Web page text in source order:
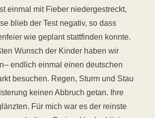
einmal mit Fieber niedergestreckt,
blieb der Test negativ, so dass
wie geplant stattfinden konnte.
Wunsch der Kinder haben wir
endlich einmal einen deutschen
besuchen. Regen, Sturm und Stau
keinen Abbruch getan. Ihre
Für mich war es der reinste